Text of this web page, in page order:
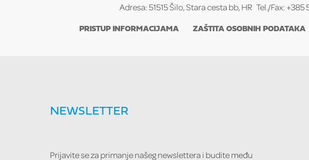
Adresa: 51515 Šilo, Stara cesta bb, HR Tel./Fax: +385
PRISTUP INFORMACIJAMA ZAŠTITA OSOBNIH PODATAKA
NEWSLETTER
Prijavite se za primanje našeg newslettera i budite među